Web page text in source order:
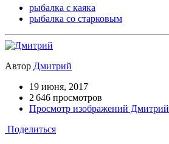
рыбалка с каяка
рыбалка со старковым
Автор Дмитрий
19 июня, 2017
2 646 просмотров
Просмотр изображений Дмитрий
Поделиться